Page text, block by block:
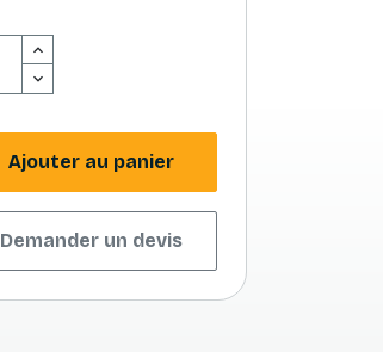
Ajouter au panier
Demander un devis